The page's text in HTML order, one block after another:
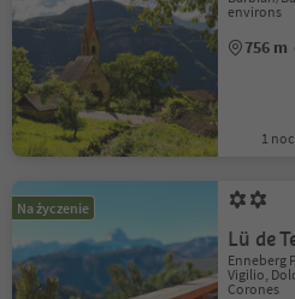
environs
756 m
1
Na życzenie
Lü de
Enneberg
Vigilio,
Corones